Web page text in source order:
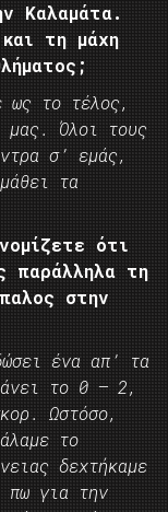
Καλαμάτα.
τη μάχη
ως το τέλος,
μας. Όλοι τους
σ’ εμάς,
τα
ότι
παράλληλα τη
στην
ένα απ’ τα
το 0 – 2,
Ωστόσο,
το
δεχτήκαμε
πω για την